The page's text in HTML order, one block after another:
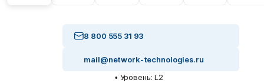
8 800 555 31 93
mail@network-technologies.ru
• Уровень: L2